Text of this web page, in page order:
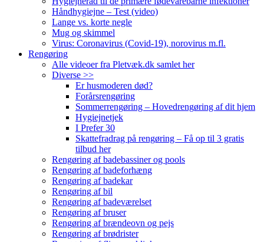
Håndhygiejne – Test (video)
Lange vs. korte negle
Mug og skimmel
Virus: Coronavirus (Covid-19), norovirus m.fl.
Rengøring
Alle videoer fra Pletvæk.dk samlet her
Diverse >>
Er husmoderen død?
Forårsrengøring
Sommerrengøring – Hovedrengøring af dit hjem
Hygiejnetjek
I Prefer 30
Skattefradrag på rengøring – Få op til 3 gratis
tilbud her
Rengøring af badebassiner og pools
Rengøring af badeforhæng
Rengøring af badekar
Rengøring af bil
Rengøring af badeværelset
Rengøring af bruser
Rengøring af brændeovn og pejs
Rengøring af brødrister